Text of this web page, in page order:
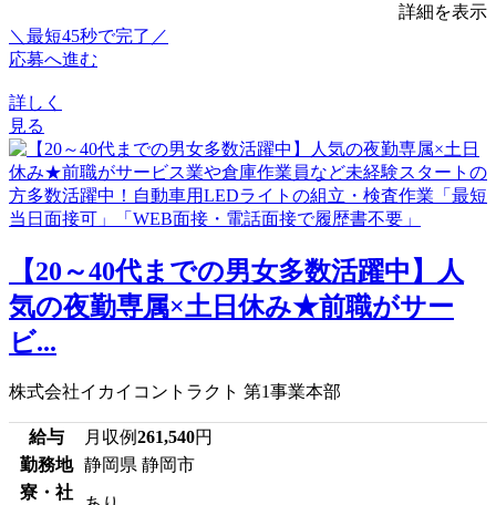
詳細を表示
＼最短45秒で完了／
応募へ進む
詳しく
見る
【20～40代までの男女多数活躍中】人
気の夜勤専属×土日休み★前職がサー
ビ...
株式会社イカイコントラクト 第1事業本部
給与 月収例261,540円
勤務地
静岡県 静岡市
寮・社